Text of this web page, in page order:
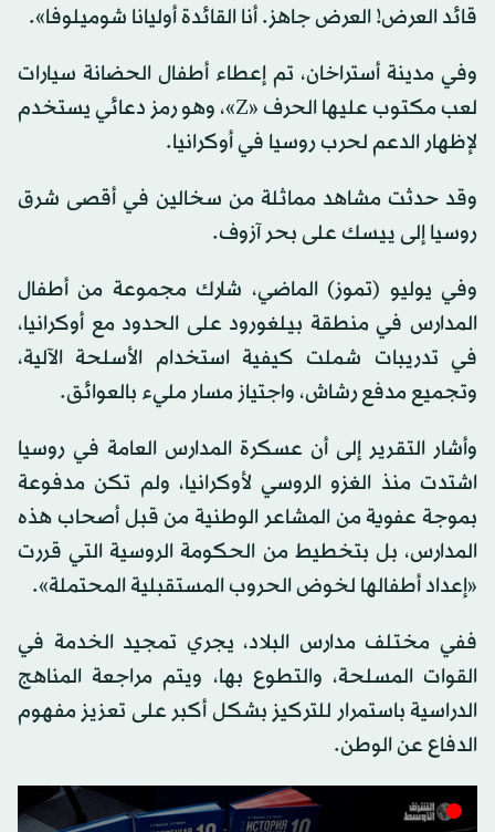
قائد العرض! العرض جاهز. أنا القائدة أوليانا شوميلوفا».
وفي مدينة أستراخان، تم إعطاء أطفال الحضانة سيارات
لعب مكتوب عليها الحرف «Z»، وهو رمز دعائي يستخدم
لإظهار الدعم لحرب روسيا في أوكرانيا.
وقد حدثت مشاهد مماثلة من سخالين في أقصى شرق
روسيا إلى ييسك على بحر آزوف.
وفي يوليو (تموز) الماضي، شارك مجموعة من أطفال
المدارس في منطقة بيلغورود على الحدود مع أوكرانيا،
في تدريبات شملت كيفية استخدام الأسلحة الآلية،
وتجميع مدفع رشاش، واجتياز مسار مليء بالعوائق.
وأشار التقرير إلى أن عسكرة المدارس العامة في روسيا
اشتدت منذ الغزو الروسي لأوكرانيا، ولم تكن مدفوعة
بموجة عفوية من المشاعر الوطنية من قبل أصحاب هذه
المدارس، بل بتخطيط من الحكومة الروسية التي قررت
«إعداد أطفالها لخوض الحروب المستقبلية المحتملة».
ففي مختلف مدارس البلاد، يجري تمجيد الخدمة في
القوات المسلحة، والتطوع بها، ويتم مراجعة المناهج
الدراسية باستمرار للتركيز بشكل أكبر على تعزيز مفهوم
الدفاع عن الوطن.